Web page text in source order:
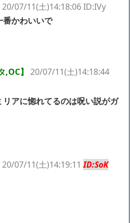
20/07/11(土)14:18:06 ID:IVy
番かわいいで
】
20/07/11(土)14:18:44
アに惚れてるのは呪い説がガ
20/07/11(土)14:19:11ID:SoK